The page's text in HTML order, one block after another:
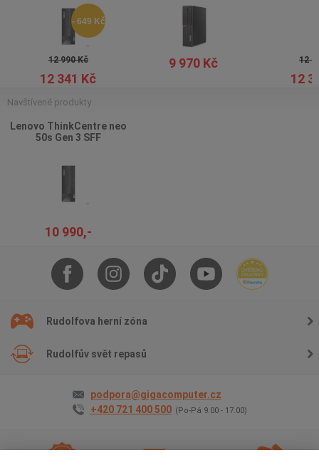
- 649 Kč
12 990 Kč
12 341 Kč
9 970 Kč 12
12
Navštívené produkty
Lenovo ThinkCentre neo
50s Gen 3 SFF
10 990,-
Rudolfova herní zóna
Rudolfův svět repasů
podpora@gigacomputer.cz
+420 721 400 500 (Po-Pá 9.00 - 17.00)